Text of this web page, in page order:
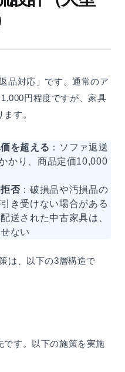
品対応」です。通常のア
円程度ですが、家具
す。
を超える ：ソファ返送
かり、商品定価10,000
否：破損品や汚損品の
き受けない場合がある
送された中古家具は、
ない
は、以下の3層構造で
です。以下の施策を実施